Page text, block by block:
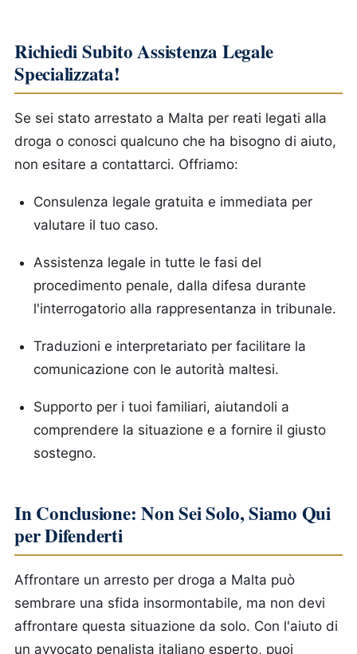
Richiedi Subito Assistenza Legale
Specializzata!
Se sei stato arrestato a Malta per reati legati alla
droga o conosci qualcuno che ha bisogno di aiuto,
non esitare a contattarci. Offriamo:
Consulenza legale gratuita e immediata per
valutare il tuo caso.
Assistenza legale in tutte le fasi del
procedimento penale, dalla difesa durante
l'interrogatorio alla rappresentanza in tribunale.
Traduzioni e interpretariato per facilitare la
comunicazione con le autorità maltesi.
Supporto per i tuoi familiari, aiutandoli a
comprendere la situazione e a fornire il giusto
sostegno.
In Conclusione: Non Sei Solo, Siamo Qui
per Difenderti
Affrontare un arresto per droga a Malta può
sembrare una sfida insormontabile, ma non devi
affrontare questa situazione da solo. Con l'aiuto di
un avvocato penalista italiano esperto, puoi